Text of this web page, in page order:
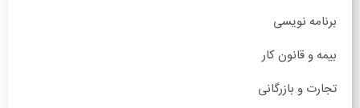
برنامه نویسی
بیمه و قانون کار
تجارت و بازرگانی